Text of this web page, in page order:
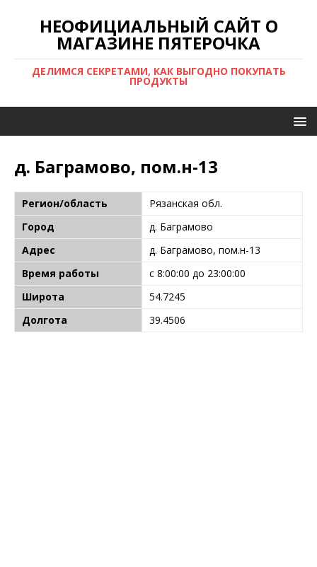
НЕОФИЦИАЛЬНЫЙ САЙТ О
МАГАЗИНЕ ПЯТЕРОЧКА
ДЕЛИМСЯ СЕКРЕТАМИ, КАК ВЫГОДНО ПОКУПАТЬ
ПРОДУКТЫ
д. Баграмово, пом.н-13
Регион/область
Рязанская обл.
Город
д. Баграмово
Адрес
д. Баграмово, пом.н-13
Время работы
с 8:00:00 до 23:00:00
Широта
54.7245
Долгота
39.4506